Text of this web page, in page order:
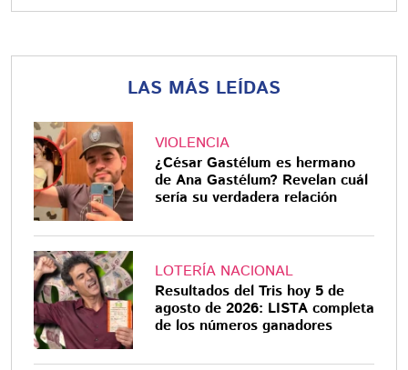
LAS MÁS LEÍDAS
VIOLENCIA
¿César Gastélum es hermano
de Ana Gastélum? Revelan cuál
sería su verdadera relación
LOTERÍA NACIONAL
Resultados del Tris hoy 5 de
agosto de 2026: LISTA completa
de los números ganadores